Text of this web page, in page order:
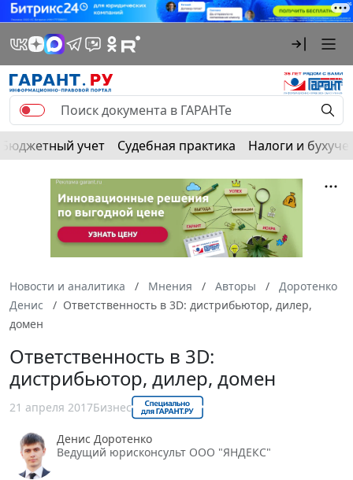
Бюджетный учет Судебная практика Налоги и
Новости и аналитика Мнения Авторы
Доротенко
Денис
Ответственность в 3D: дистрибьютор, дилер,
домен
Ответственность в 3D:
дистрибьютор, дилер, домен
21 апреля 2017Бизнес
Денис Доротенко
Ведущий юрисконсульт ООО "ЯНДЕКС"